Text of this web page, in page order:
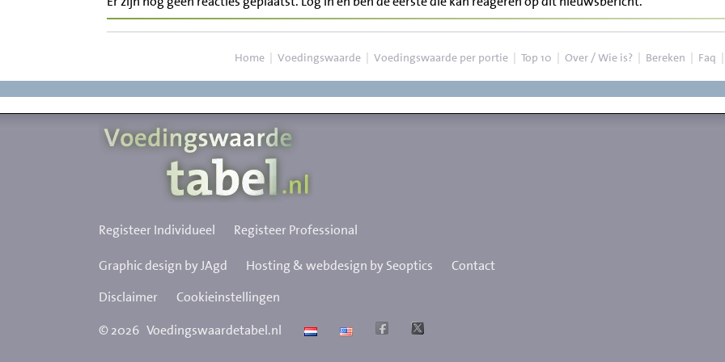
Home | Voedingswaarde | Voedingswaarde per portie | Top 10 | Over / Wie is? | Bereken | Faq |
Registeer Individueel Registeer Professional
Graphic design by JAgd Hosting & webdesign by Seoptics
Contact
Disclaimer
Cookieinstellingen
©2026 Voedingswaardetabel.nl